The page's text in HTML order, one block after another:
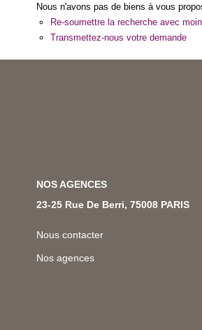
Nous n'avons pas de biens à vous
Re-soumettre la recherche avec
Transmettez-nous votre demande
NOS AGENCES
23-25 Rue De Berri, 75008 PARIS
Nous contacter
Nos agences